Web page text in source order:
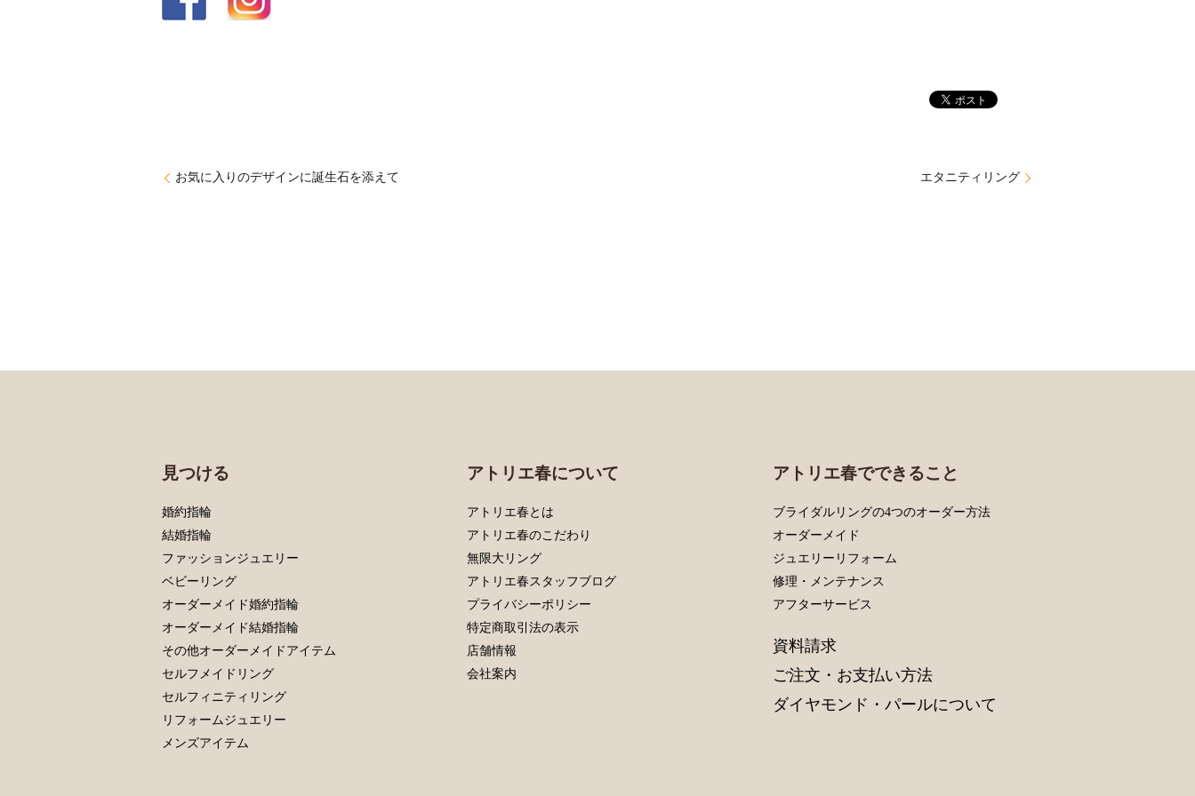
お気に入りのデザインに誕生石を添えて エタニティリング
見つける
婚約指輪
結婚指輪
ファッションジュエリー
ベビーリング
オーダーメイド婚約指輪
オーダーメイド結婚指輪
その他オーダーメイドアイテム
セルフメイドリング
セルフィニティリング
リフォームジュエリー
メンズアイテム
アトリエ春について
アトリエ春とは
アトリエ春のこだわり
無限大リング
アトリエ春スタッフブログ
プライバシーポリシー
特定商取引法の表示
店舗情報
会社案内
アトリエ春でできること
ブライダルリングの4つのオーダー方法
オーダーメイド
ジュエリーリフォーム
修理・メンテナンス
アフターサービス
資料請求
ご注文・お支払い方法
ダイヤモンド・パールについて